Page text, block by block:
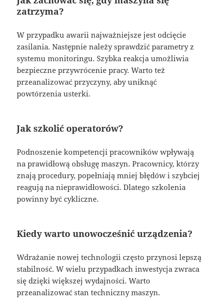
zatrzyma?
W przypadku awarii najważniejsze jest odcięcie
zasilania. Następnie należy sprawdzić parametry z
systemu monitoringu. Szybka reakcja umożliwia
bezpieczne przywrócenie pracy. Warto też
przeanalizować przyczyny, aby uniknąć
powtórzenia usterki.
Jak szkolić operatorów?
Podnoszenie kompetencji pracowników wpływają
na prawidłową obsługę maszyn. Pracownicy, którzy
znają procedury, popełniają mniej błędów i szybciej
reagują na nieprawidłowości. Dlatego szkolenia
powinny być cykliczne.
Kiedy warto unowocześnić urządzenia?
Wdrażanie nowej technologii często przynosi lepszą
stabilność. W wielu przypadkach inwestycja zwraca
się dzięki większej wydajności. Warto
przeanalizować stan techniczny maszyn.